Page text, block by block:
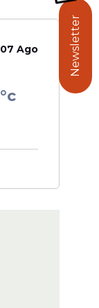
Ago
°c
Newsletter